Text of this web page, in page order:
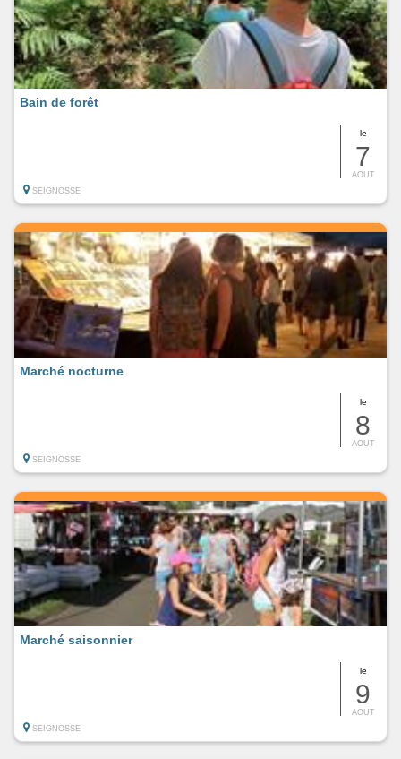
le
7
AOUT
Bain de forêt
SEIGNOSSE
le
8
AOUT
Marché nocturne
SEIGNOSSE
le
9
AOUT
Marché saisonnier
SEIGNOSSE